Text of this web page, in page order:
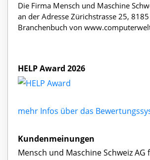
Die Firma Mensch und Maschine
an der Adresse Zürichstrasse 25,
Branchenbuch von
HELP Award 2026
mehr Infos über das
Kundenmeinungen
Mensch und Maschine Schweiz AG